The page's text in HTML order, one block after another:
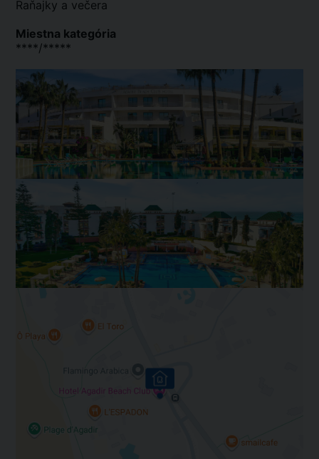
Raňajky a večera
Miestna kategória
****/*****